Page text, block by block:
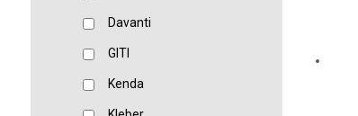
Davanti
GITI
Kenda